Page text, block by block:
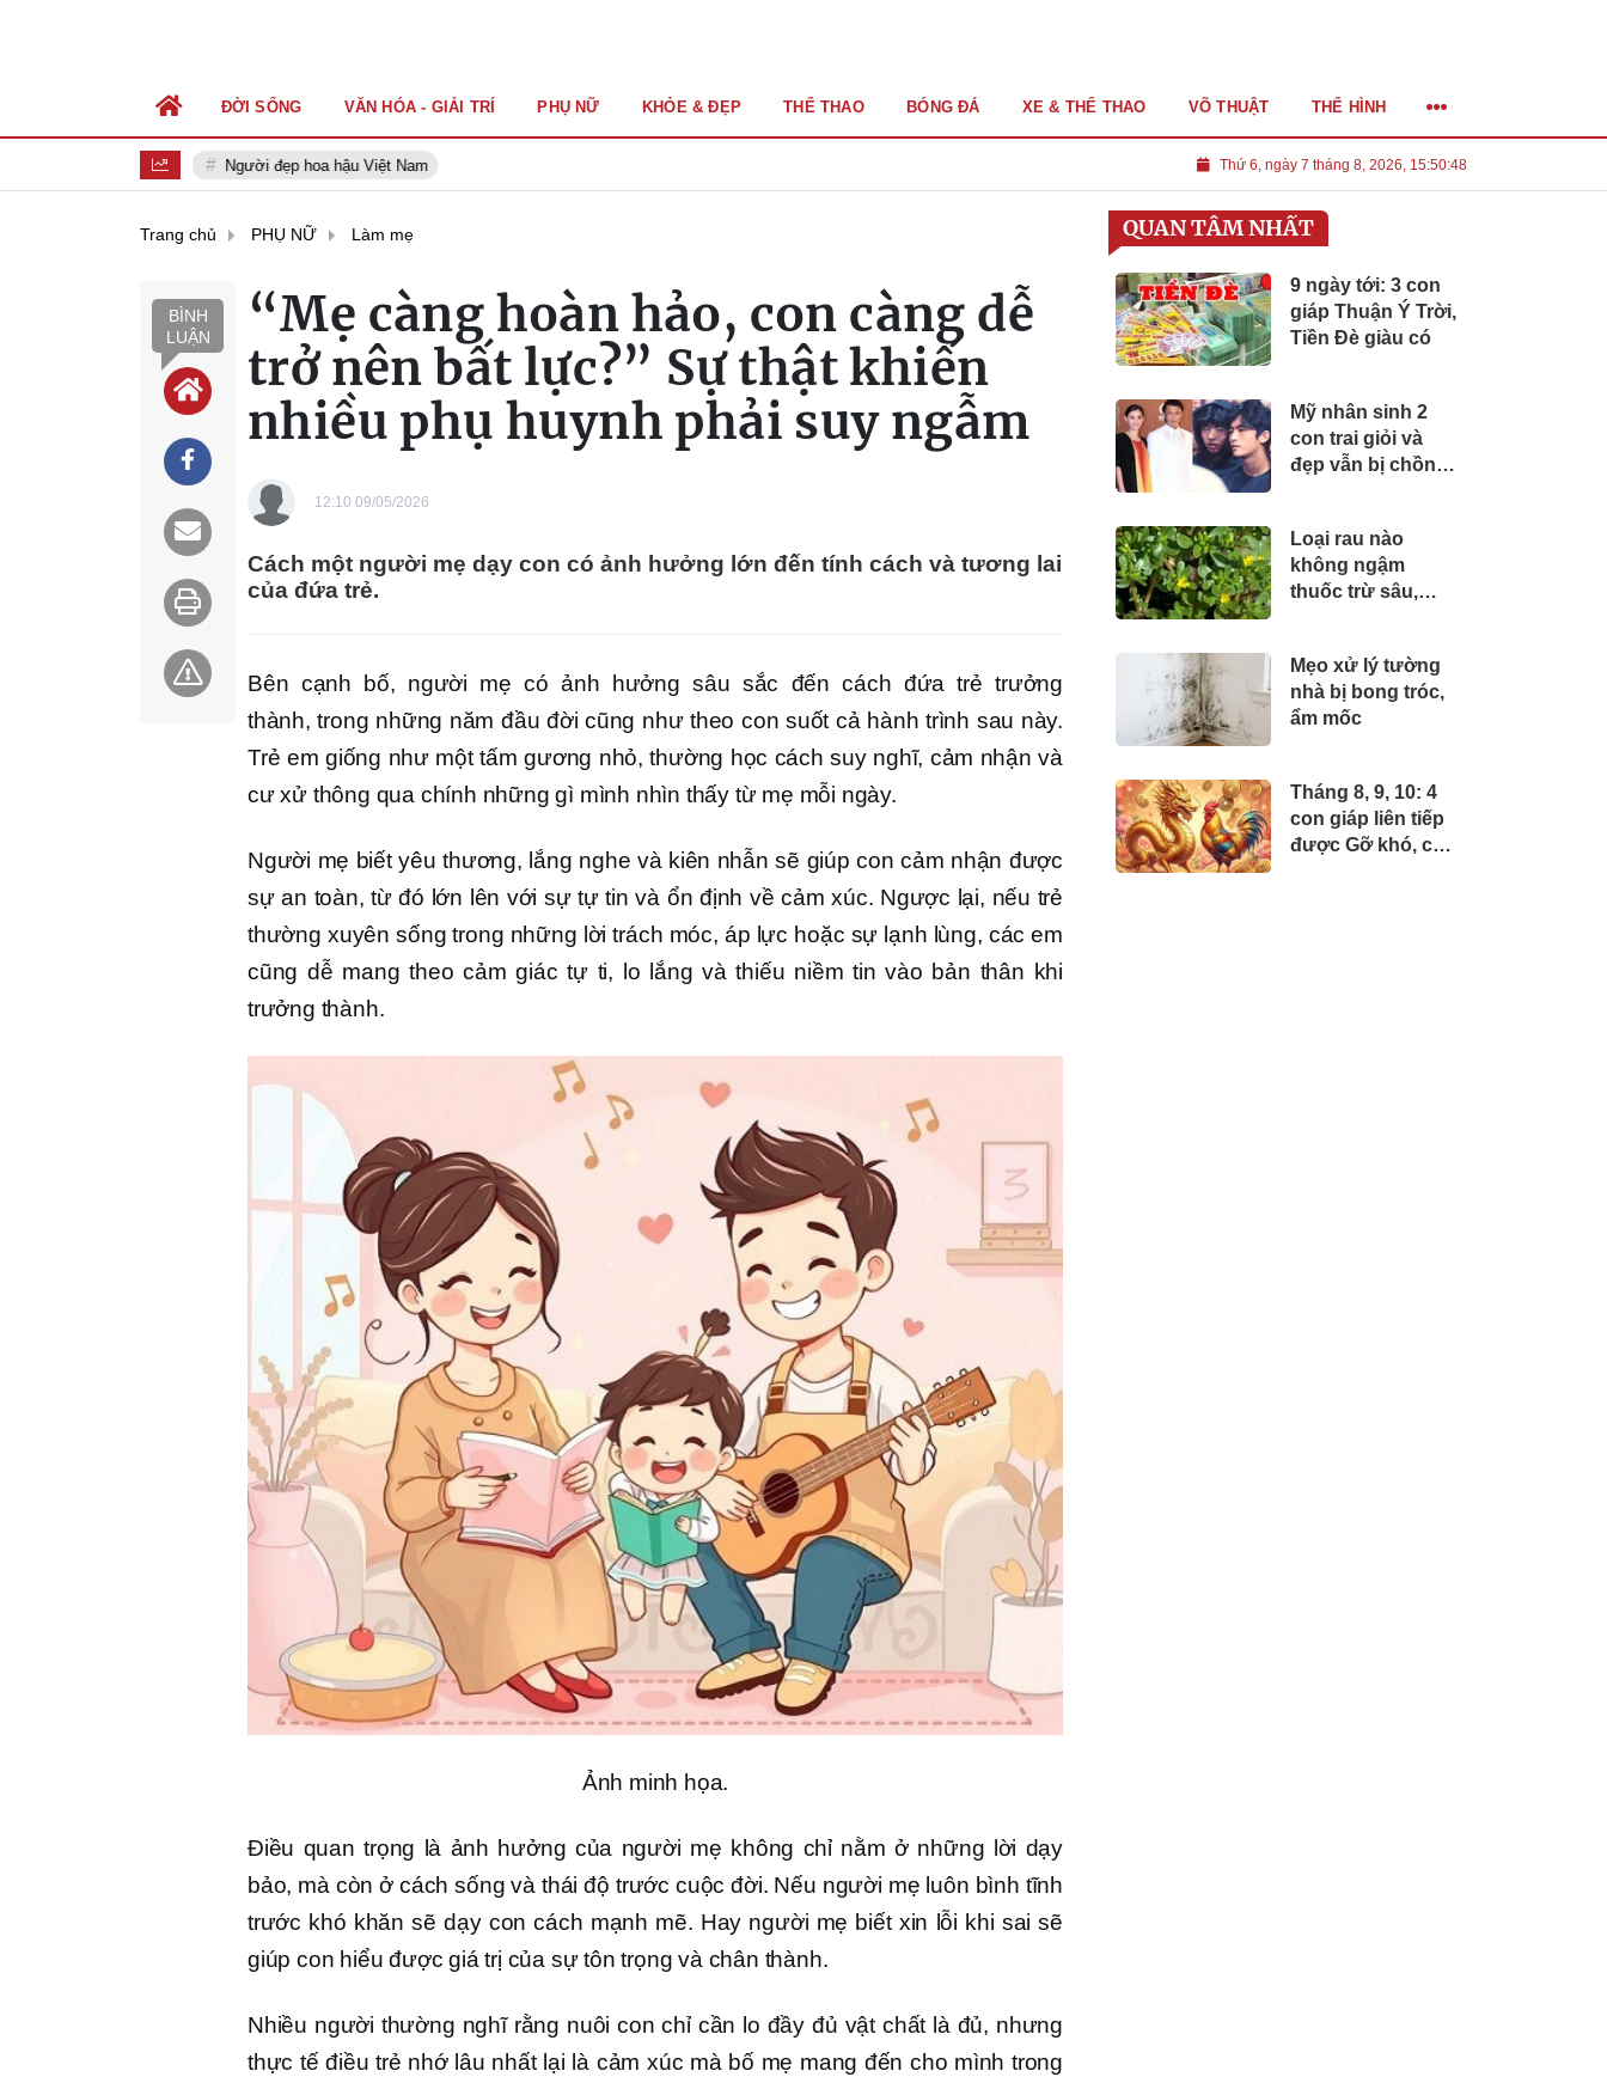
Người đẹp hoa hậu Việt Nam Thứ 6, ngày 7 tháng 8, 2026, 15:50:50
ĐỜI SỐNG VĂN HÓA - GIẢI TRÍ PHỤ NỮ KHỎE & ĐẸP THỂ THAO BÓNG ĐÁ XE & THỂ THAO VÕ THUẬT THỂ HÌNH
Trang chủ PHỤ NỮ Làm mẹ
BÌNH
LUẬN
“Mẹ càng hoàn hảo, con càng dễ
trở nên bất lực?” Sự thật khiến
nhiều phụ huynh phải suy ngẫm
12:10 09/05/2026
Cách một người mẹ dạy con có ảnh hưởng lớn đến tính cách và tương lai
của đứa trẻ.
Bên cạnh bố, người mẹ có ảnh hưởng sâu sắc đến cách đứa trẻ trưởng
thành, trong những năm đầu đời cũng như theo con suốt cả hành trình sau này.
Trẻ em giống như một tấm gương nhỏ, thường học cách suy nghĩ, cảm nhận và
cư xử thông qua chính những gì mình nhìn thấy từ mẹ mỗi ngày.
Người mẹ biết yêu thương, lắng nghe và kiên nhẫn sẽ giúp con cảm nhận được
sự an toàn, từ đó lớn lên với sự tự tin và ổn định về cảm xúc. Ngược lại, nếu trẻ
thường xuyên sống trong những lời trách móc, áp lực hoặc sự lạnh lùng, các em
cũng dễ mang theo cảm giác tự ti, lo lắng và thiếu niềm tin vào bản thân khi
trưởng thành.
Ảnh minh họa.
Điều quan trọng là ảnh hưởng của người mẹ không chỉ nằm ở những lời dạy
bảo, mà còn ở cách sống và thái độ trước cuộc đời. Nếu người mẹ luôn bình tĩnh
trước khó khăn sẽ dạy con cách mạnh mẽ. Hay người mẹ biết xin lỗi khi sai sẽ
giúp con hiểu được giá trị của sự tôn trọng và chân thành.
Nhiều người thường nghĩ rằng nuôi con chỉ cần lo đầy đủ vật chất là đủ, nhưng
thực tế điều trẻ nhớ lâu nhất lại là cảm xúc mà bố mẹ mang đến cho mình trong
QUAN TÂM NHẤT
9 ngày tới: 3 con
giáp Thuận Ý Trời,
Tiền Đè giàu có
Mỹ nhân sinh 2
con trai giỏi và
đẹp vẫn bị chồng
3.000 tỷ từ bố
chồng cũ
Loại rau nào
không ngậm
thuốc trừ sâu,
Nam mọc dại khắp
nơi, giá rẻ bất
ngờ?
Mẹo xử lý tường
nhà bị bong tróc,
ẩm mốc
Tháng 8, 9, 10: 4
con giáp liên tiếp
được Gỡ khó, có